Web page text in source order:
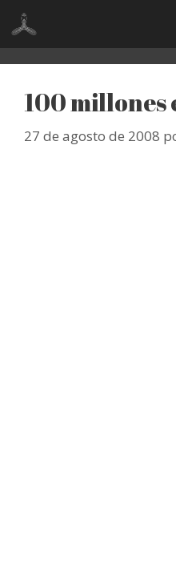
Saltar
contenido
100 millones
27 de agosto de 2008